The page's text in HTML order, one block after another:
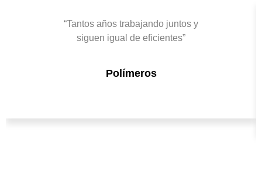
“Tantos años trabajando juntos y
siguen igual de eficientes”
Polímeros